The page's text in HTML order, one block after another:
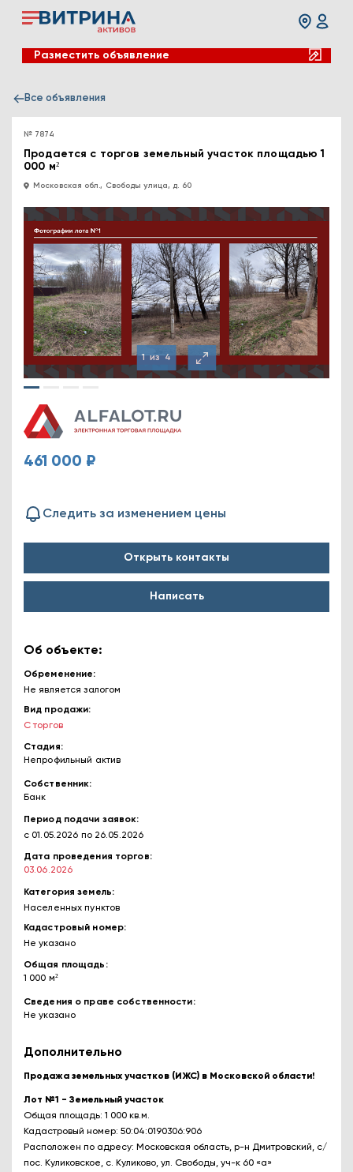
Разместить объявление
Все объявления
№ 7874
Продается с торгов земельный участок площадью 1
000 м²
Московская обл., Свободы улица, д. 60
1из4
461 000 ₽
Следить за изменением цены
Открыть контакты
Написать
Об объекте:
Обременение
Не является залогом
Вид продажи
С торгов
Стадия
Непрофильный актив
Собственник
Банк
Период подачи заявок
с 01.05.2026 по 26.05.2026
Дата проведения торгов
03.06.2026
Категория земель
Населенных пунктов
Кадастровый номер
Не указано
Общая площадь
1 000 м²
Сведения о праве собственности
Не указано
Дополнительно
Продажа земельных участков (ИЖС) в Московской области!
Лот №1 - Земельный участок
Общая площадь: 1 000 кв.м.
Кадастровый номер: 50:04:0190306:906
Расположен по адресу: Московская область, р-н Дмитровский, с/
пос. Куликовское, с. Куликово, ул. Свободы, уч-к 60 «а»